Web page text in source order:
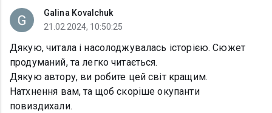
Galina Kovalchuk
21.02.2024, 10:50:25
Дякую, читала і насолоджувалась історією. Сюжет
продуманий, та легко читається.
Дякую автору, ви робите цей світ кращим.
Натхнення вам, та щоб скоріше окупанти
повиздихали.